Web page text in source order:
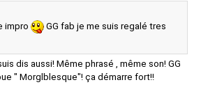
impro
GG fab je me suis regalé tres
dis aussi! Même phrasé , même son! GG
" Morglblesque"! ça démarre fort!!